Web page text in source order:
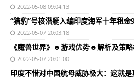
2022-05-08 09:04:13
“猎豹”号核潜艇入编印度海军十年租
2022-05-07 20:03:18
《魔兽世界》☻游戏优势☻解析及策
2022-05-07 20:01:00
印度不惜对中国航母威胁极大：这就是